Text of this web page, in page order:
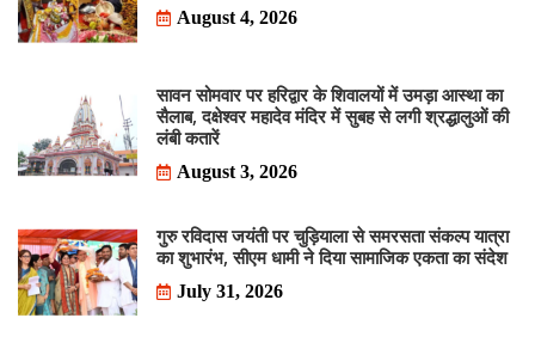
August 4, 2026
सावन सोमवार पर हरिद्वार के शिवालयों में उमड़ा आस्था का
सैलाब, दक्षेश्वर महादेव मंदिर में सुबह से लगी श्रद्धालुओं की
लंबी कतारें
August 3, 2026
गुरु रविदास जयंती पर चुड़ियाला से समरसता संकल्प यात्रा
का शुभारंभ, सीएम धामी ने दिया सामाजिक एकता का संदेश
July 31, 2026